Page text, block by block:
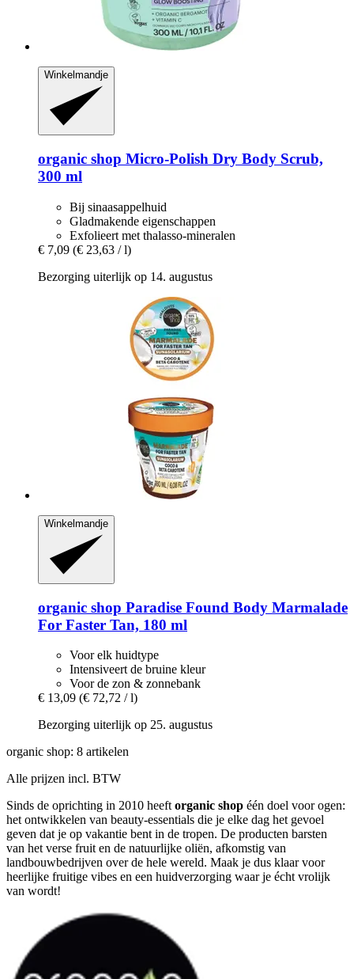
Winkelmandje
organic shop Micro-​Polish Dry Body Scrub,
300 ml
Bij sinaasappelhuid
Gladmakende eigenschappen
Exfolieert met thalasso-mineralen
€ 7,09 (€ 23,63 / l)
Bezorging uiterlijk op 14. augustus
Winkelmandje
organic shop Paradise Found Body Marmalade
For Faster Tan, 180 ml
Voor elk huidtype
Intensiveert de bruine kleur
Voor de zon & zonnebank
€ 13,09 (€ 72,72 / l)
Bezorging uiterlijk op 25. augustus
organic shop: 8 artikelen
Alle prijzen incl. BTW
Sinds de oprichting in 2010 heeftorganic shop één doel voor ogen:
het ontwikkelen van beauty-essentials die je elke dag het gevoel
geven dat je op vakantie bent in de tropen. De producten barsten
van het verse fruit en de natuurlijke oliën, afkomstig van
landbouwbedrijven over de hele wereld. Maak je dus klaar voor
heerlijke fruitige vibes en een huidverzorging waar je écht vrolijk
van wordt!